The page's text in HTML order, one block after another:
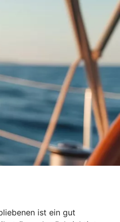
ist ein gut